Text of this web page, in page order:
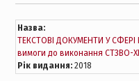
Назва:
ТЕКСТОВІ ДОКУМЕНТИ У
вимоги до виконання СТЗВО-
Рік видання:2018